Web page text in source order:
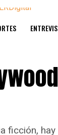
ficción,